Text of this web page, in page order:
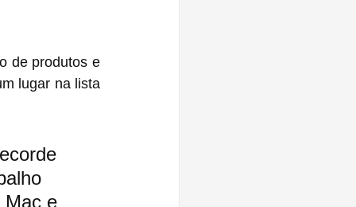
de produtos e
lugar na lista
Mac e